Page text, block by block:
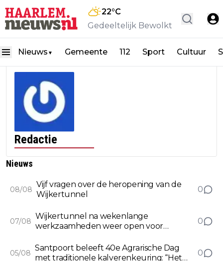
22°C
Gedeeltelijk Bewolkt
Nieuws ▼ Gemeente 112 Sport Cultuur
Redactie
Nieuws
08/08
Vijf vragen over de heropening van de
Wijkertunnel
0
07/08
Wijkertunnel na wekenlange
werkzaamheden weer open voor
0
05/08
Santpoort beleeft 40e Agrarische Dag
met traditionele kalverenkeuring: “Het
0